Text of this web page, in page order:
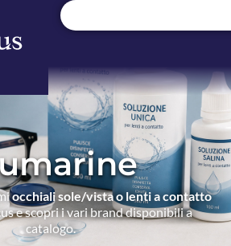
occhiali sole/vista o lenti a contatto
e scopri i vari brand disponibili a
catalogo.